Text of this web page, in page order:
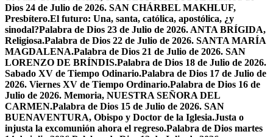
Dios 24 de Julio de 2026. SAN CHÁRBEL MAKHLUF,
Presbítero.El futuro: Una, santa, católica, apostólica, ¿y
sinodal?Palabra de Dios 23 de Julio de 2026. ANTA BRÍGIDA,
Religiosa.Palabra de Dios 22 de Julio de 2026. SANTA MARÍA
MAGDALENA.Palabra de Dios 21 de Julio de 2026. SAN
LORENZO DE BRÍNDIS.Palabra de Dios 18 de Julio de 2026.
Sabado XV de Tiempo Odinario.Palabra de Dios 17 de Julio de
2026. Viernes XV de Tiempo Ordinario.Palabra de Dios 16 de
Julio de 2026. Memoria, NUESTRA SEÑORA DEL
CARMEN.Palabra de Dios 15 de Julio de 2026. SAN
BUENAVENTURA, Obispo y Doctor de la Iglesia.Justa o
injusta la excomunión ahora el regreso.Palabra de Dios martes